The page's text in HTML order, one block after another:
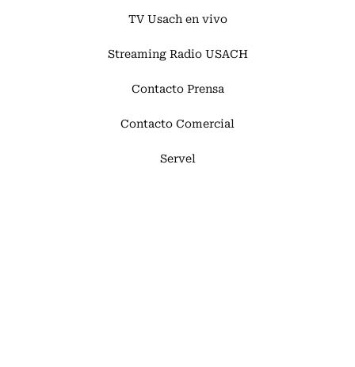
TV Usach en vivo
Streaming Radio USACH
Contacto Prensa
Contacto Comercial
Servel